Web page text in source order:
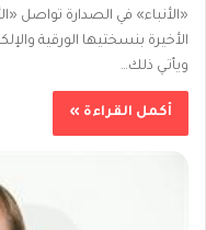
«الأنباء» في الصدارة تواصل
الأخيرة بنسختيها الورقية
ويأتـي ذلك…
أكمل القراءة »